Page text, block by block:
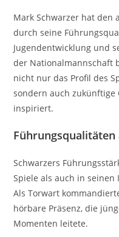
Mark Schwarzer hat den
durch seine
Jugendentwicklung und
der Nationalmannschaft
nicht nur das Profil des
sondern auch zukünftige
inspiriert.
Führungsqualitäten
Schwarzers
Spiele als auch in
Als Torwart
hörbare Präsenz, die
Momenten leitete.